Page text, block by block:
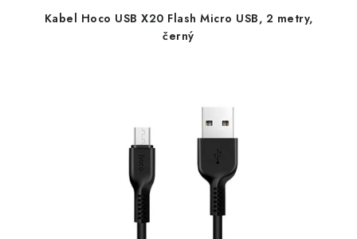
Kabel Hoco USB X20 Flash Micro USB, 2 metry,
černý